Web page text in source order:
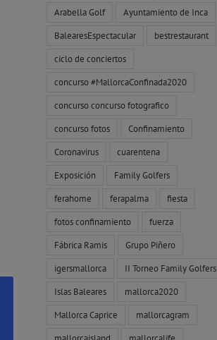
Arabella Golf Ayuntamiento de Inca
BalearesEspectacular bestrestaurant
ciclo de conciertos
concurso #MallorcaConfinada2020
concurso concurso fotografico
concurso fotos Confinamiento
Coronavirus cuarentena
Exposición Family Golfers
ferahome ferapalma fiesta
fotos confinamiento fuerza
Fábrica Ramis Grupo Piñero
igersmallorca II Torneo Family Golfers
Islas Baleares mallorca2020
Mallorca Caprice mallorcagram
mallorcaisland mallorcalife